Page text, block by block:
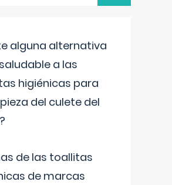
alguna alternativa
a las
higiénicas para
del culete del
de las toallitas
de marcas